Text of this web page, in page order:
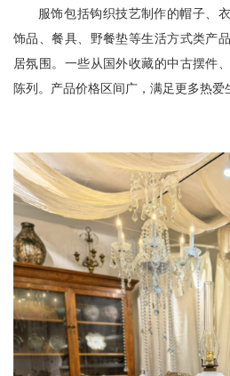
服饰‌包括钩织技艺制作的帽子、
饰品、餐具、野餐垫等生活方式类产
居氛围。一些从国外收藏的中古摆件
陈列。产品价格区间广，满足更多热爱